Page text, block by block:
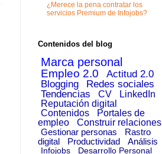
¿Merece la pena contratar los
servicios Premium de Infojobs?
Contenidos del blog
Marca personal
Empleo 2.0
Actitud 2.0
Blogging
Redes sociales
Tendencias
CV
LinkedIn
Reputación digital
Contenidos
Portales de
empleo
Construir relaciones
Gestionar personas
Rastro
digital
Productividad Análisis
Infojobs
Desarrollo Personal